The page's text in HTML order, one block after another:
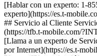
[Hablar con un experto: 1-
experto](https://es.t-
## Servicio al Cliente
(https://tfb.t-mobile.com/
[Llama a un experto de
por Internet](https://es.t-